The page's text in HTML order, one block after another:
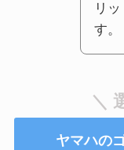
リ
す。
＼
ヤマハの